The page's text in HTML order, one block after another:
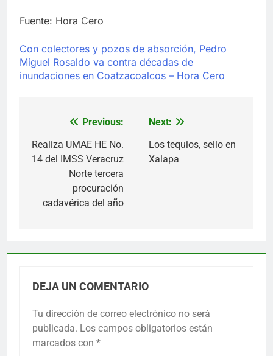
Fuente: Hora Cero
Con colectores y pozos de absorción, Pedro
Miguel Rosaldo va contra décadas de
inundaciones en Coatzacoalcos – Hora Cero
Navegación
de
entradas
Previous:
Realiza UMAE HE No.
14 del IMSS Veracruz
Norte tercera
procuración
cadavérica del año
Next:
Los tequios, sello en
Xalapa
DEJA UN COMENTARIO
Tu dirección de correo electrónico no será
publicada. Los campos obligatorios están
marcados con *